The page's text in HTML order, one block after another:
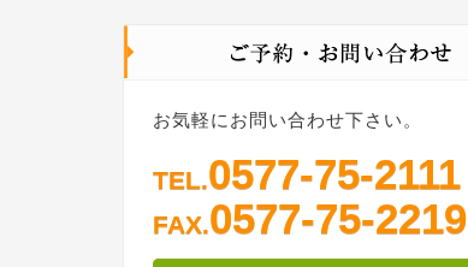
お気軽にお問い合わせ下さい。
TEL.0577-75-2111
FAX.0577-75-2219